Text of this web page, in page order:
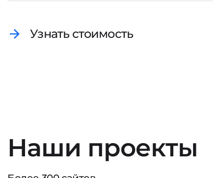
Узнать стоимость
Наши проекты